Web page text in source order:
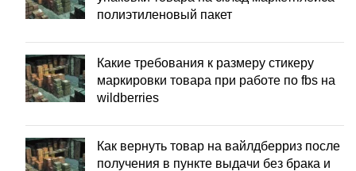
полиэтиленовый пакет
Какие требования к размеру стикеру
маркировки товара при работе по fbs на
wildberries
Как вернуть товар на вайлдберриз после
получения в пункте выдачи без брака и